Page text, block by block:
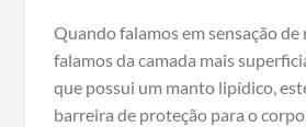
Quando falamos em sensação
falamos da camada mais
que possui um manto lipídico,
barreira de proteção para o